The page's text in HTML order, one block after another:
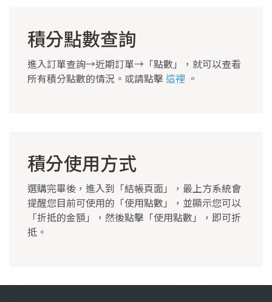
積分點數查詢
進入訂單查詢→近期訂單→「點數」，就可以查看
所有積分點數的情況。或請點擊 這裡 。
積分使用方式
選購完畢後，進入到「結帳頁面」，最上方系統會
提醒您目前可使用的「使用點數」，並顯示您可以
「折抵的金額」，然後點擊「使用點數」，即可折
抵。